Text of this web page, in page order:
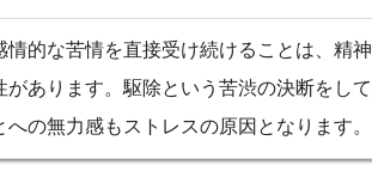
的な苦情を直接受け続けることは、精
あります。駆除という苦渋の決断をし
の無力感もストレスの原因となります。